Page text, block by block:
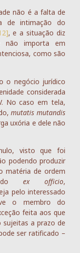
não é a falta de
de intimação do
, e a situação diz
não importa em
como são
o negócio jurídico
considerada
No caso em tela,
mutatis mutandis
uxória e dele não
visto que foi
podendo produzir
matéria de ordem
ex officio,
pelo interessado
o membro do
feita aos que
sujeitas a prazo de
ser ratificado –